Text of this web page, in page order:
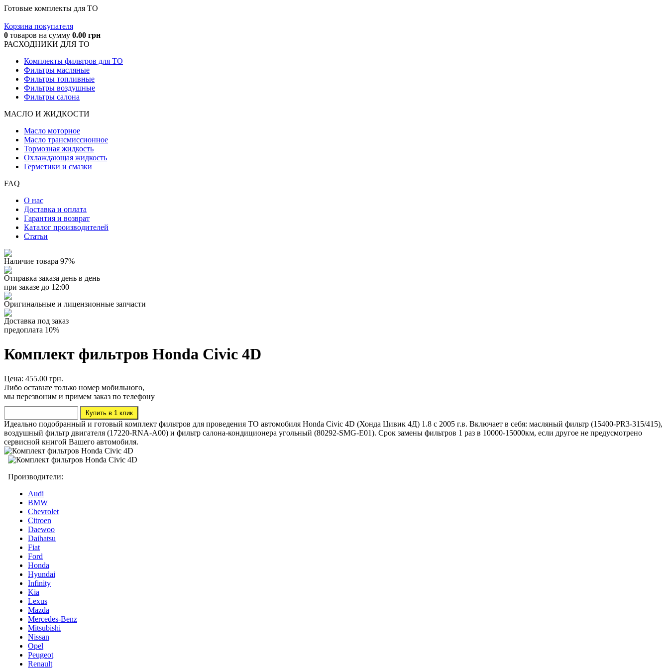
Готовые комплекты для ТО
Корзина покупателя
0 товаров на сумму 0.00 грн
РАСХОДНИКИ ДЛЯ ТО
Комплекты фильтров для ТО
Фильтры масляные
Фильтры топливные
Фильтры воздушные
Фильтры салона
МАСЛО И ЖИДКОCТИ
Масло моторное
Масло трансмиссионное
Тормозная жидкость
Охлаждающая жидкость
Герметики и смазки
FAQ
О нас
Доставка и оплата
Гарантия и возврат
Каталог производителей
Статьи
Наличие товара 97%
Отправка заказа день в день
при заказе до 12:00
Оригинальные и лицензионные запчасти
Доставка под заказ
предоплата 10%
Комплект фильтров Honda Civic 4D
Цена: 455.00 грн.
Либо оставьте только номер мобильного,
мы перезвоним и примем заказ по телефону
Идеально подобранный и готовый комплект фильтров для проведения ТО автомобиля Honda Civic 4D (Хонда Цивик 4Д) 1.8 c 2005 г.в. Включает в себя: масляный фильтр (15400-PR3-315/415),
воздушный фильтр двигателя (17220-RNA-A00) и фильтр салона-кондиционера угольный (80292-SMG-E01). Срок замены фильтров 1 раз в 10000-15000км, если другое не предусмотрено
сервисной книгой Вашего автомобиля.
Производители:
Audi
BMW
Chevrolet
Citroen
Daewoo
Daihatsu
Fiat
Ford
Honda
Hyundai
Infinity
Kia
Lexus
Mazda
Mercedes-Benz
Mitsubishi
Nissan
Opel
Peugeot
Renault